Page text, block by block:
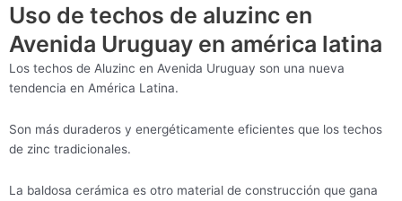
Uso de techos de aluzinc en
Avenida Uruguay en américa latina
Los techos de Aluzinc en Avenida Uruguay son una nueva
tendencia en América Latina.
Son más duraderos y energéticamente eficientes que los techos
de zinc tradicionales.
La baldosa cerámica es otro material de construcción que gana